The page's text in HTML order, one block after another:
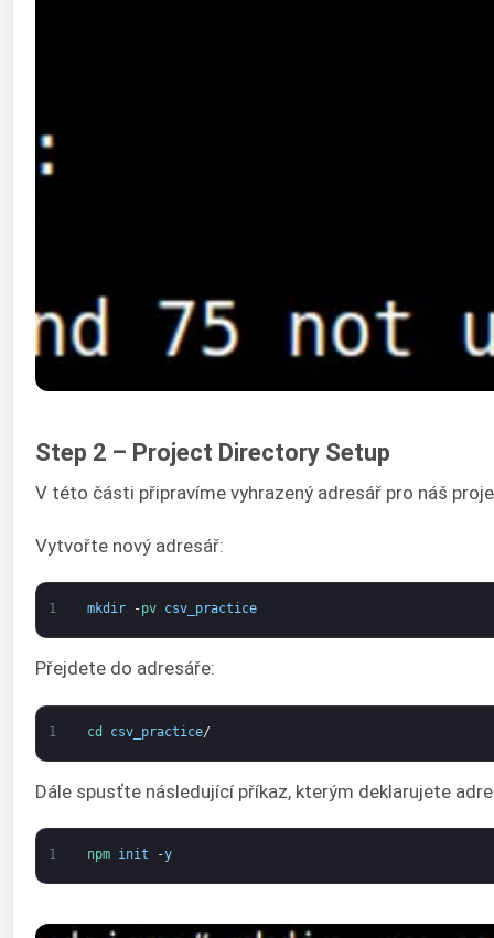
Step 2 – Project Directory Setup
V této části připravíme vyhrazený adresář pro náš
Vytvořte nový adresář:
1 mkdir -pv csv_practice
Přejdete do adresáře:
1 cd csv_practice/
Dále spusťte následující příkaz, kterým deklarujete
1 npm init -y